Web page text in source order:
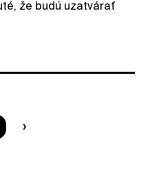
že budú uzatvárať
na strane